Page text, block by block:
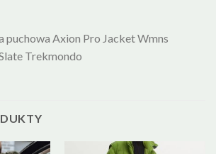
puchowa Axion Pro Jacket Wmns
Trekmondo